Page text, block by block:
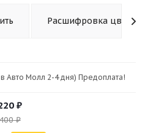
Расшифровка цветов
Авто Молл 2-4 дня) Предоплата!
₽
₽